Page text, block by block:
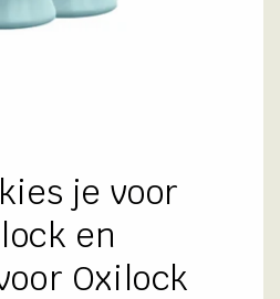
je voor
en
Oxilock